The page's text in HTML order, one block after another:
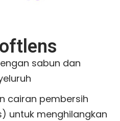
sabun dan
cairan pembersih
untuk menghilangkan